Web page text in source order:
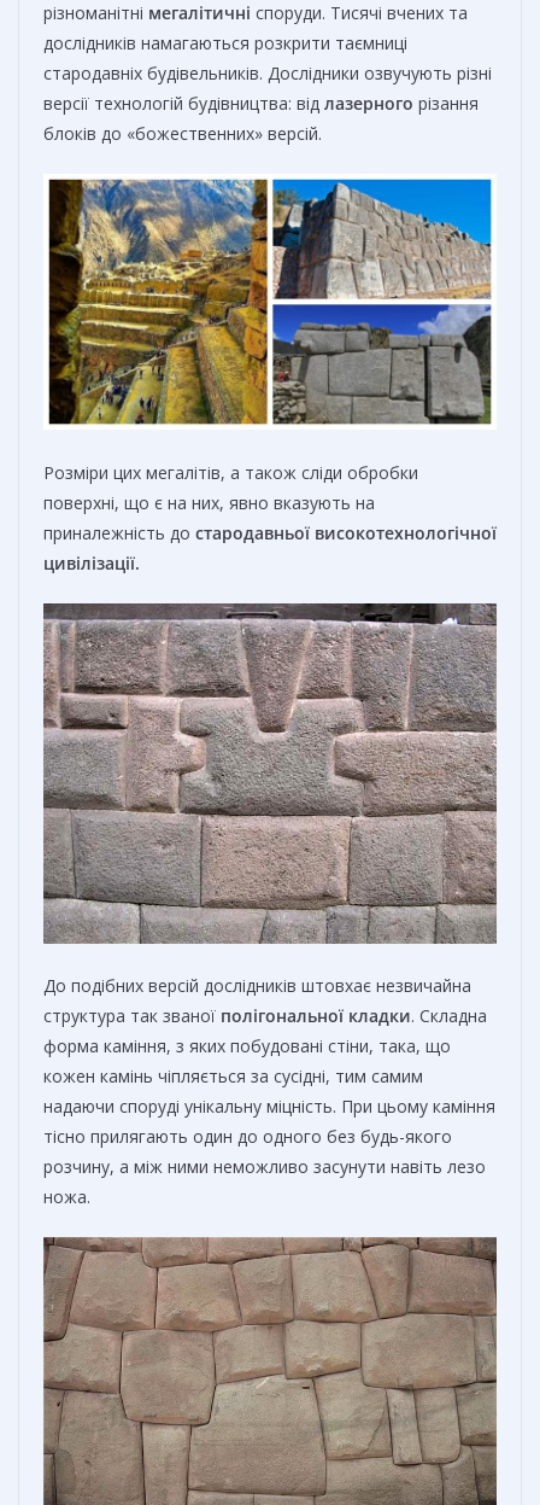
різноманітні мегалітичні споруди. Тисячі вчених та
дослідників намагаються розкрити таємниці
стародавніх будівельників. Дослідники озвучують різні
версії технологій будівництва: від лазерного різання
блоків до «божественних» версій.
Розміри цих мегалітів, а також сліди обробки
поверхні, що є на них, явно вказують на
приналежність до стародавньої високотехнологічної
цивілізації.
До подібних версій дослідників штовхає незвичайна
структура так званої полігональної кладки. Складна
форма каміння, з яких побудовані стіни, така, що
кожен камінь чіпляється за сусідні, тим самим
надаючи споруді унікальну міцність. При цьому каміння
тісно прилягають один до одного без будь-якого
розчину, а між ними неможливо засунути навіть лезо
ножа.